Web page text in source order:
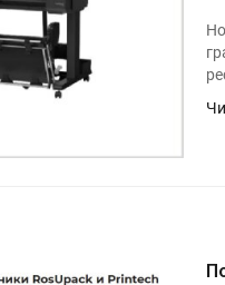
Kairos выпускает станцию
смешения красок Ada
полноцветный гибридный